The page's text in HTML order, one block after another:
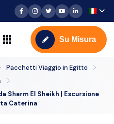
Su Misura
Pacchetti Viaggio in Egitto
Sharm El Sheikh | Escursione
Caterina